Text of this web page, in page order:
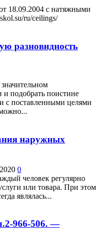
18.09.2004 с натяжными
ru/ceilings/
разновидность
и подобрать поистине
с поставленными целями
наружных
0
человек регулярно
или товара. При этом
являлась...
966-506. —